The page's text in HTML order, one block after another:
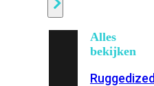
Alles
bekijken
Ruggedized